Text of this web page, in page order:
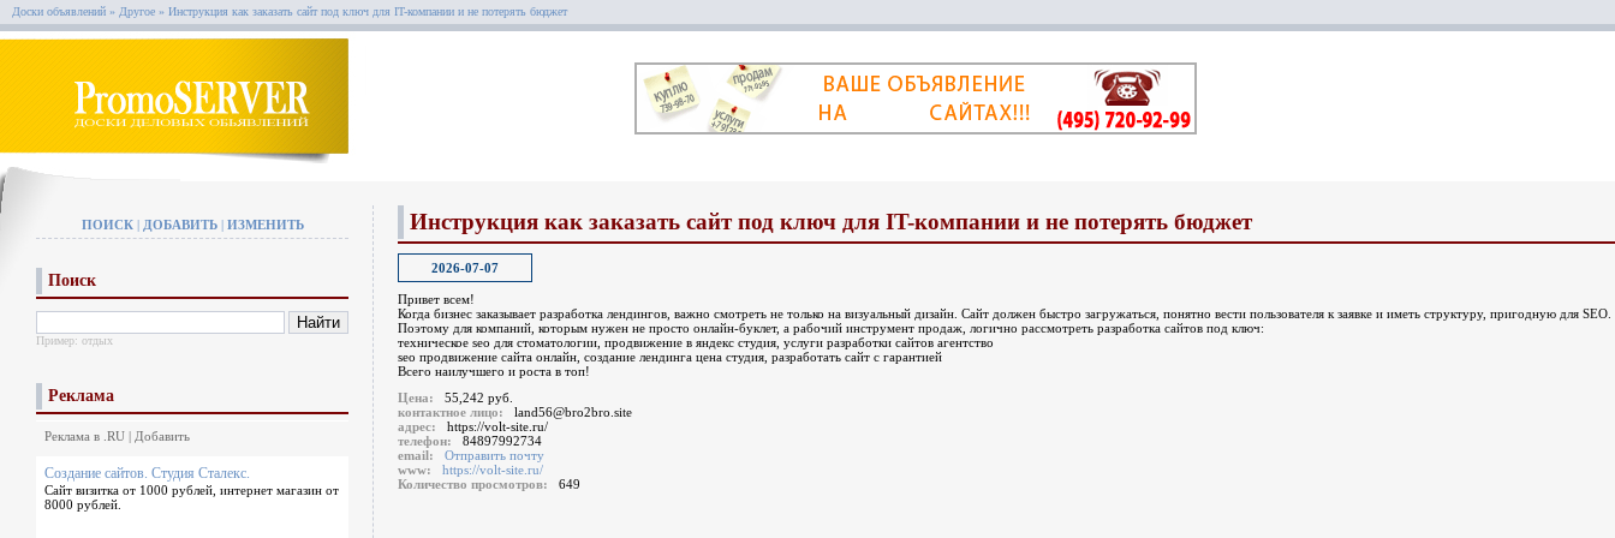
Доски объявлений » Другое » Инструкция как заказать сайт под ключ для IT-компании и не потерять бюджет
ПОИСК| ДОБАВИТЬ| ИЗМЕНИТЬ
Поиск
Пример: отдых
Реклама
Реклама в .RU | Добавить
Создание сайтов. Студия Сталекс.
Сайт визитка от 1000 рублей, интернет магазин от
8000 рублей.
Инструкция как заказать сайт под ключ для IT-компании и не потерять бюджет
2026-07-07
Привет всем!
Когда бизнес заказывает разработка лендингов, важно смотреть не только на визуальный дизайн. Сайт должен быстро загружаться, понятно вести пользователя к заявке и иметь структуру, пригодную для SEO.
Поэтому для компаний, которым нужен не просто онлайн-буклет, а рабочий инструмент продаж, логично рассмотреть разработка сайтов под ключ:
техническое seo для стоматологии, продвижение в яндекс студия, услуги разработки сайтов агентство
seo продвижение сайта онлайн, создание лендинга цена студия, разработать сайт с гарантией
Всего наилучшего и роста в топ!
Цена:
55,242 руб.
контактное лицо:
land56@bro2bro.site
адрес:
https://volt-site.ru/
телефон:
84897992734
email:
Отправить почту
www:
https://volt-site.ru/
Количество просмотров:
649